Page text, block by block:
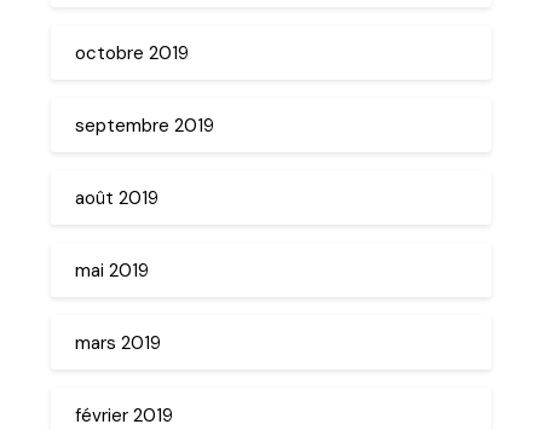
octobre 2019
septembre 2019
août 2019
mai 2019
mars 2019
février 2019